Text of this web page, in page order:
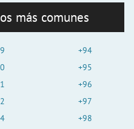
más comunes
+94
+95
+96
+97
+98